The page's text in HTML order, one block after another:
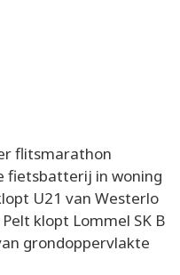
flitsmarathon
fietsbatterij in woning
U21 van Westerlo
klopt Lommel SK B
grondoppervlakte